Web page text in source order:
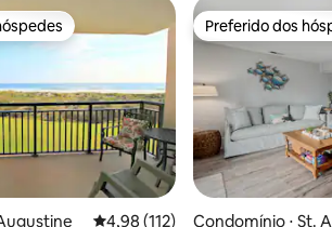
preferidos dos hóspedes
4,98 de uma avaliação média de
4,98 (112)
Preferido dos
Preferido dos
Condomínio ⋅ St.